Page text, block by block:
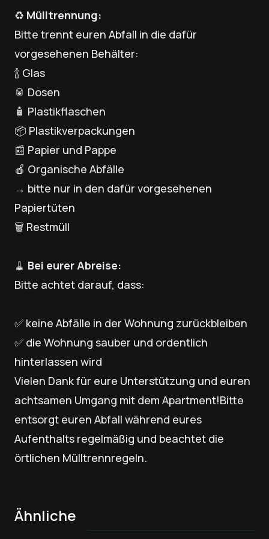
♻️ Mülltrennung:
Bitte trennt euren Abfall in die dafür
vorgesehenen Behälter:
🍾 Glas
🥫 Dosen
🧴 Plastikflaschen
📦 Plastikverpackungen
📰 Papier und Pappe
🍎 Organische Abfälle
→ bitte nur in den dafür vorgesehenen
Papiertüten
🗑️ Restmüll
🧹 Bei eurer Abreise:
Bitte achtet darauf, dass:
✅ keine Abfälle in der Wohnung zurückbleiben
✅ die Wohnung sauber und ordentlich
hinterlassen wird
Vielen Dank für eure Unterstützung und euren
achtsamen Umgang mit dem Apartment!Bitte
entsorgt euren Abfall während eures
Aufenthalts regelmäßig und beachtet die
örtlichen Mülltrennregeln.
Ähnliche
Morgen. Frisches
Brot direkt ins
Küchenreinigung-
Kindertrage -
Woche -